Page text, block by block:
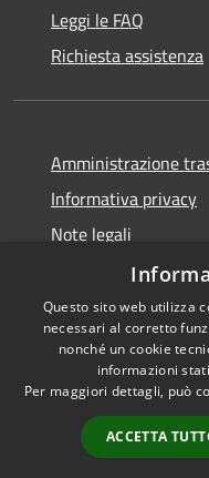
Leggi le FAQ
Richiesta assistenza
Amministrazione
Informativa privacy
Note legali
Dichiarazione di
RSS
Questo sito web utilizza
necessari al corretto
nonché un cookie
informazioni
Per maggiori dettagli, può
ACCETTA